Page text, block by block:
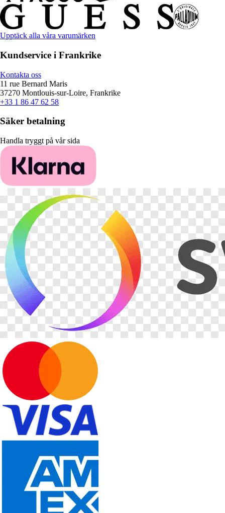
Upptäck alla våra varumärken
Kundservice i Frankrike
Kontakta oss
11 rue Bernard Maris
37270 Montlouis-sur-Loire, Frankrike
+33 1 86 47 62 58
Säker betalning
Handla tryggt på vår sida